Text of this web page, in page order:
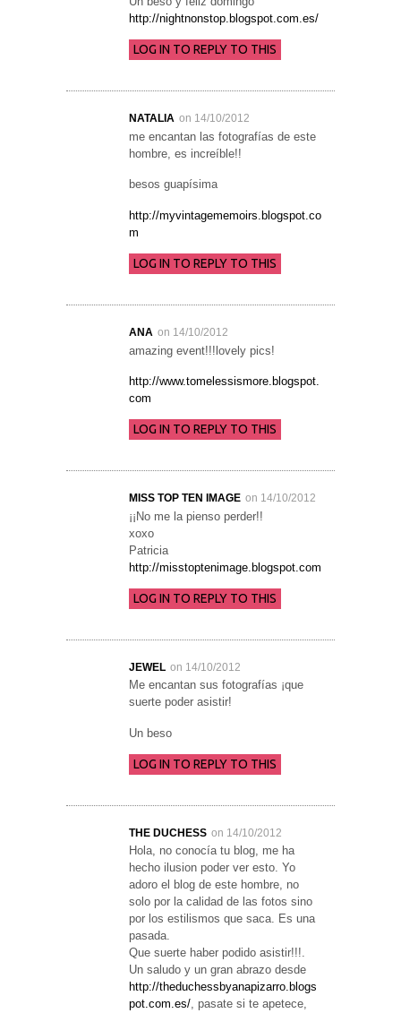
http://nightnonstop.blogspot.com.es/
LOG IN TO REPLY TO THIS
NATALIA on 14/10/2012
me encantan las fotografías de este
hombre, es increíble!!
besos guapísima
http://myvintagememoirs.blogspot.co
m
LOG IN TO REPLY TO THIS
ANA on 14/10/2012
amazing event!!!lovely pics!
http://www.tomelessismore.blogspot.
com
LOG IN TO REPLY TO THIS
MISS TOP TEN IMAGE on 14/10/2012
¡¡No me la pienso perder!!
xoxo
Patricia
http://misstoptenimage.blogspot.com
LOG IN TO REPLY TO THIS
JEWEL on 14/10/2012
Me encantan sus fotografías ¡que
suerte poder asistir!
Un beso
LOG IN TO REPLY TO THIS
THE DUCHESS on 14/10/2012
Hola, no conocía tu blog, me ha
hecho ilusion poder ver esto. Yo
adoro el blog de este hombre, no
solo por la calidad de las fotos sino
por los estilismos que saca. Es una
pasada.
Que suerte haber podido asistir!!!.
Un saludo y un gran abrazo desde
http://theduchessbyanapizarro.blogs
pot.com.es/, pasate si te apetece,